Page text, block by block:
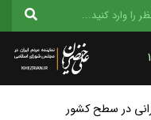
در سطح کشور